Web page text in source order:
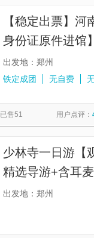
【稳定出票】
身份证原件进馆
出发地：郑州
铁定成团
无自费
已售51 用户点评：
少林寺一日游【
精选导游+含耳
第一行业领先，
出发地：郑州